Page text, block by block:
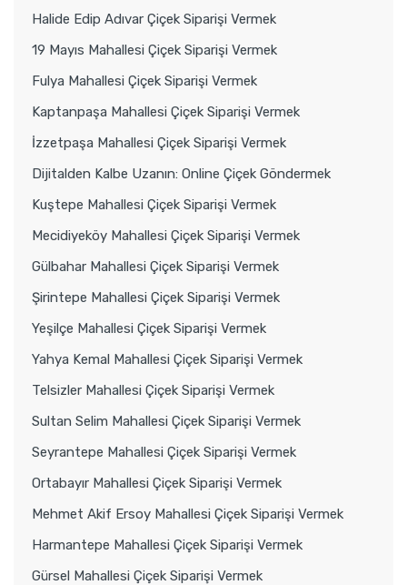
Halide Edip Adıvar Çiçek Siparişi Vermek
19 Mayıs Mahallesi Çiçek Siparişi Vermek
Fulya Mahallesi Çiçek Siparişi Vermek
Kaptanpaşa Mahallesi Çiçek Siparişi Vermek
İzzetpaşa Mahallesi Çiçek Siparişi Vermek
Dijitalden Kalbe Uzanın: Online Çiçek Göndermek
Kuştepe Mahallesi Çiçek Siparişi Vermek
Mecidiyeköy Mahallesi Çiçek Siparişi Vermek
Gülbahar Mahallesi Çiçek Siparişi Vermek
Şirintepe Mahallesi Çiçek Siparişi Vermek
Yeşilçe Mahallesi Çiçek Siparişi Vermek
Yahya Kemal Mahallesi Çiçek Siparişi Vermek
Telsizler Mahallesi Çiçek Siparişi Vermek
Sultan Selim Mahallesi Çiçek Siparişi Vermek
Seyrantepe Mahallesi Çiçek Siparişi Vermek
Ortabayır Mahallesi Çiçek Siparişi Vermek
Mehmet Akif Ersoy Mahallesi Çiçek Siparişi Vermek
Harmantepe Mahallesi Çiçek Siparişi Vermek
Gürsel Mahallesi Çiçek Siparişi Vermek